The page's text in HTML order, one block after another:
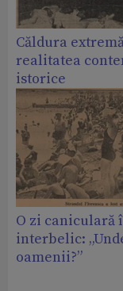
Căldura
realitatea
istorice
O zi caniculară
interbelic:
oamenii?”